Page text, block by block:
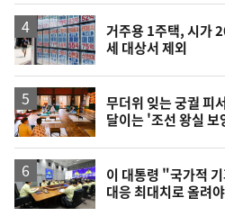
거주용 1주택, 시가
세 대상서 제외
무더위 잊는 궁궐 피
달이는 '조선 왕실 보
이 대통령 "국가적
대응 최대치로 올려